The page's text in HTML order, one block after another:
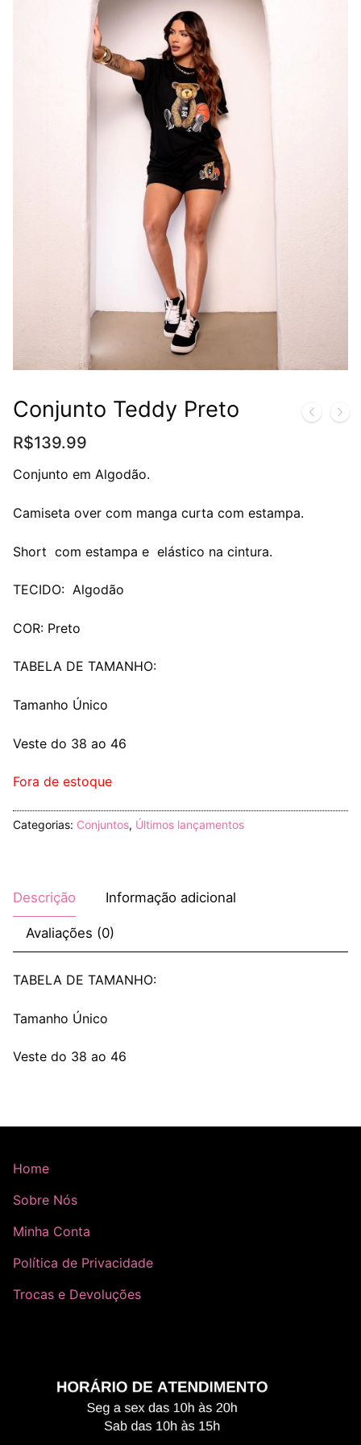
Conjunto Teddy Preto
R$139.99
Conjunto em Algodão.
Camiseta over com manga curta com estampa.
Short com estampa e elástico na cintura.
TECIDO: Algodão
COR: Preto
TABELA DE TAMANHO:
Tamanho Único
Veste do 38 ao 46
Fora de estoque
Categorias: Conjuntos, Últimos lançamentos
Descrição Informação adicional
Avaliações (0)
TABELA DE TAMANHO:
Tamanho Único
Veste do 38 ao 46
Home
Sobre Nós
Minha Conta
Política de Privacidade
Trocas e Devoluções